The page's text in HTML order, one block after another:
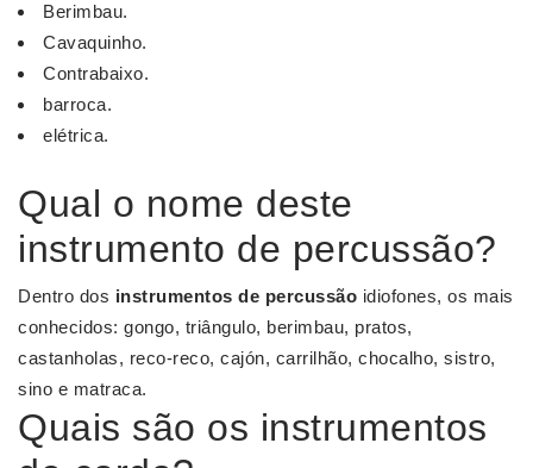
Berimbau.
Cavaquinho.
Contrabaixo.
barroca.
elétrica.
Qual o nome deste
instrumento de percussão?
Dentro dos instrumentos de percussão idiofones, os mais
conhecidos: gongo, triângulo, berimbau, pratos,
castanholas, reco-reco, cajón, carrilhão, chocalho, sistro,
sino e matraca.
Quais são os instrumentos